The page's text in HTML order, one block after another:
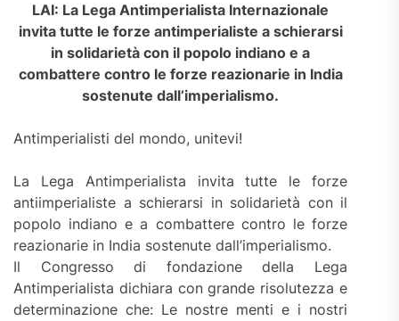
LAI: La Lega Antimperialista Internazionale
invita tutte le forze antimperialiste a schierarsi
in solidarietà con il popolo indiano e a
combattere contro le forze reazionarie in India
sostenute dall’imperialismo.
Antimperialisti del mondo, unitevi!
La Lega Antimperialista invita tutte le forze
antiimperialiste a schierarsi in solidarietà con il
popolo indiano e a combattere contro le forze
reazionarie in India sostenute dall’imperialismo.
Il Congresso di fondazione della Lega
Antimperialista dichiara con grande risolutezza e
determinazione che: Le nostre menti e i nostri